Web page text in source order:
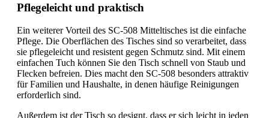
Pflegeleicht und praktisch
Ein weiterer Vorteil des SC-508 Mitteltisches ist die einfache
Pflege. Die Oberflächen des Tisches sind so verarbeitet, dass
sie pflegeleicht und resistent gegen Schmutz sind. Mit einem
einfachen Tuch können Sie den Tisch schnell von Staub und
Flecken befreien. Dies macht den SC-508 besonders attraktiv
für Familien und Haushalte, in denen häufige Reinigungen
erforderlich sind.
Außerdem ist der Tisch so designt, dass er sich leicht in jeden